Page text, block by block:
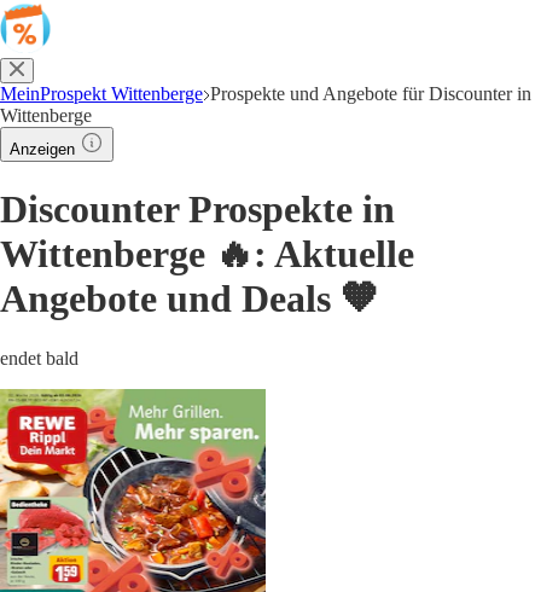
MeinProspekt Wittenberge Prospekte und Angebote für Discounter in
Wittenberge
Anzeigen
Discounter Prospekte in
Wittenberge 🔥: Aktuelle
Angebote und Deals 🧡
endet bald